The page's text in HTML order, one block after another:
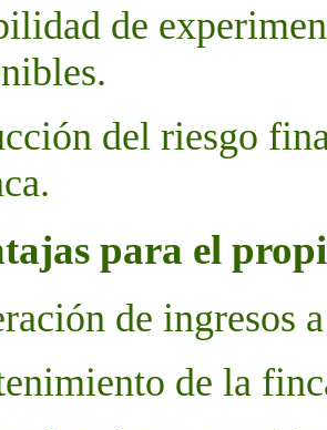
de
del riesgo
para el
de ingresos
de la